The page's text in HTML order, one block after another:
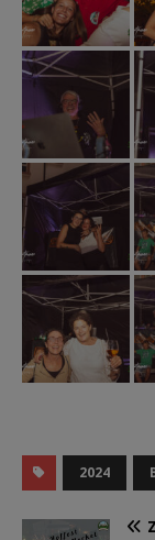
2024